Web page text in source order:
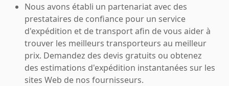
Nous avons établi un partenariat avec des
prestataires de confiance pour un service
d'expédition et de transport afin de vous aider à
trouver les meilleurs transporteurs au meilleur
prix. Demandez des devis gratuits ou obtenez
des estimations d'expédition instantanées sur les
sites Web de nos fournisseurs.